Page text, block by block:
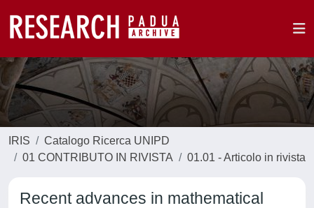
IRIS
Catalogo Ricerca UNIPD
01 CONTRIBUTO IN RIVISTA
01.01 - Articolo in rivista
Recent advances in mathematical